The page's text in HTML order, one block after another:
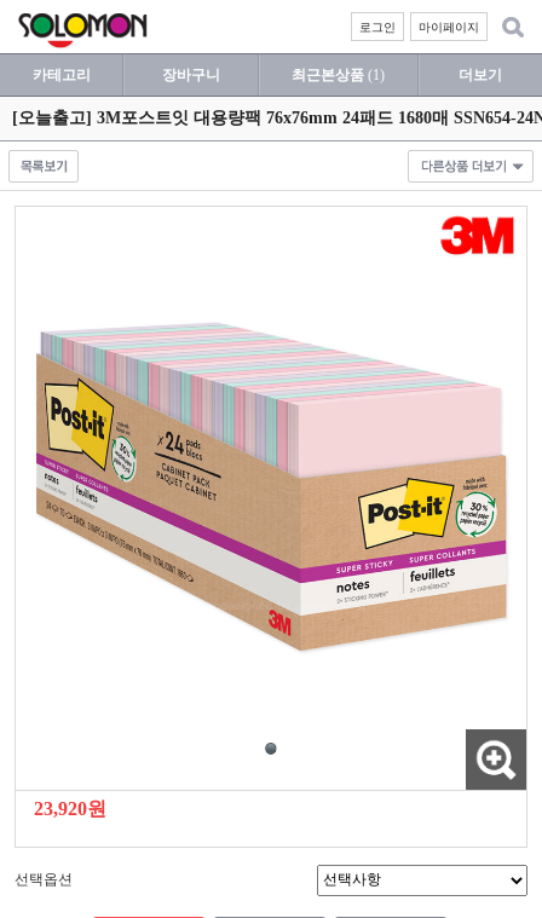
마이페이지
로그인
카테고리 장바구니 최근본상품 (1) 더보기
[오늘출고] 3M포스트잇 대용량팩 76x76mm 24패드 1680매 SSN654-
23,920원
선택옵션